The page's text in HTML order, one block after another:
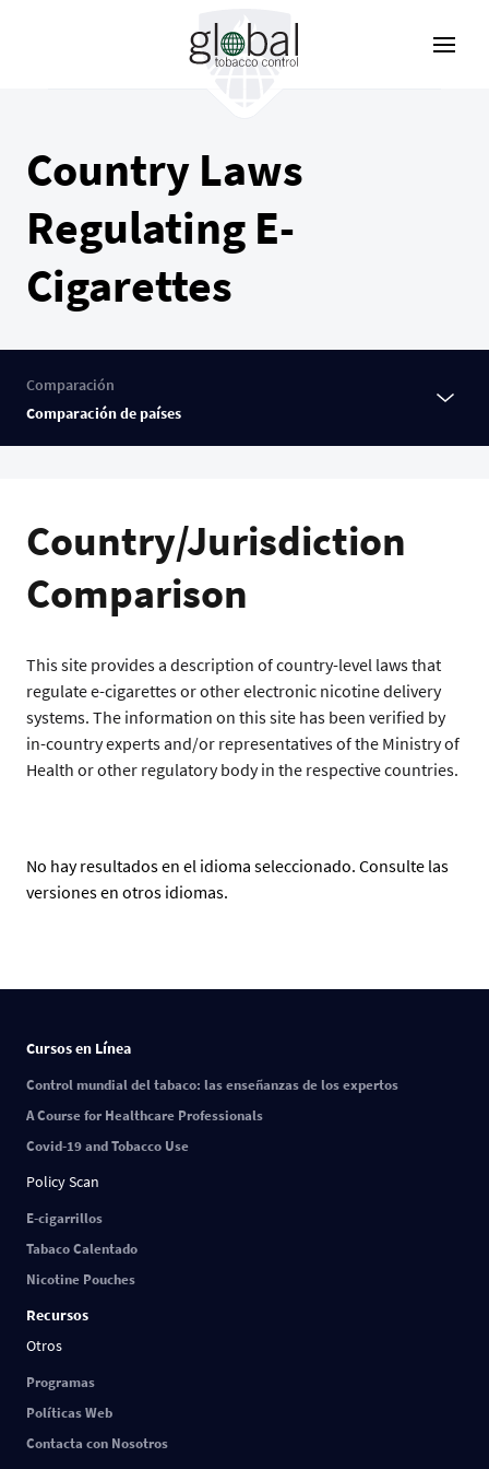
Country Laws
Regulating E-
Cigarettes
Comparación
Comparación de países
Country/Jurisdiction
Comparison
This site provides a description of country-level laws that
regulate e-cigarettes or other electronic nicotine delivery
systems. The information on this site has been verified by
in-country experts and/or representatives of the Ministry of
Health or other regulatory body in the respective countries.
No hay resultados en el idioma seleccionado. Consulte las
versiones en otros idiomas.
Cursos en Línea
Control mundial del tabaco: las enseñanzas de los expertos
A Course for Healthcare Professionals
Covid-19 and Tobacco Use
Policy Scan
E-cigarrillos
Tabaco Calentado
Nicotine Pouches
Recursos
Otros
Programas
Políticas Web
Contacta con Nosotros